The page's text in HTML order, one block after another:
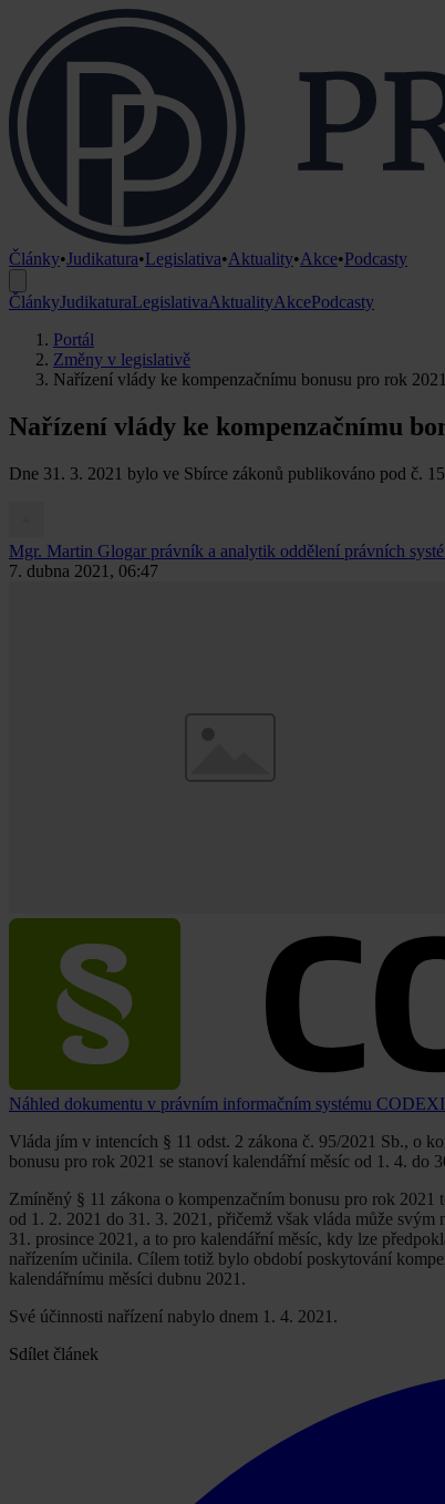
Články•Judikatura•Legislativa•Aktuality•Akce•Podcasty
ČlánkyJudikaturaLegislativaAktualityAkcePodcasty
Portál
Změny v legislativě
Nařízení vlády ke kompenzačnímu bonusu pro rok 2021
Nařízení vlády ke kompenzačnímu
Dne 31. 3. 2021 bylo ve Sbírce zákonů publikováno pod č.
Mgr. Martin Glogar právník a analytik oddělení právních
7. dubna 2021, 06:47
Náhled dokumentu v právním informačním systému
Vláda jím v intencích § 11 odst. 2 zákona č. 95/2021 Sb., o
bonusu pro rok 2021 se stanoví kalendářní měsíc od 1. 4. do
Zmíněný § 11 zákona o kompenzačním bonusu pro rok
od 1. 2. 2021 do 31. 3. 2021, přičemž však vláda může
31. prosince 2021, a to pro kalendářní měsíc, kdy lze
nařízením učinila. Cílem totiž bylo období poskytování
kalendářnímu měsíci dubnu 2021.
Své účinnosti nařízení nabylo dnem 1. 4. 2021.
Sdílet článek